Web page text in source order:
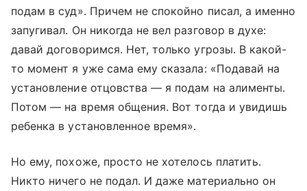
подам в суд». Причем не спокойно писал, а именно
запугивал. Он никогда не вел разговор в духе:
давай договоримся. Нет, только угрозы. В какой-
то момент я уже сама ему сказала: «Подавай на
установление отцовства — я подам на алименты.
Потом — на время общения. Вот тогда и увидишь
ребенка в установленное время».
Но ему, похоже, просто не хотелось платить.
Никто ничего не подал. И даже материально он